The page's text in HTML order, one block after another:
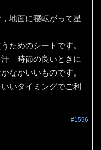
地面に寝転がって星
ためのシートです。
汗 時節の良いときに
なかいいものです。
いタイミングでご利
#1596